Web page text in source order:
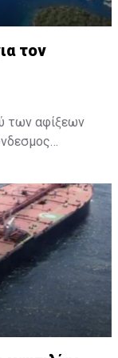
τον
των αφίξεων
ο στόχος
και
ευρώ, χωρίς
εισπράξεις
ΣΕΤΕ, τα
για αυτά
αυξημένα